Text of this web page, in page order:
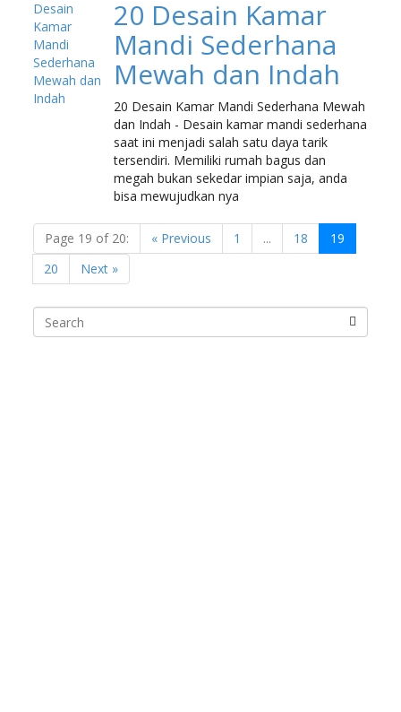
20 Desain Kamar
Mandi Sederhana
Mewah dan Indah
20 Desain Kamar Mandi Sederhana Mewah
dan Indah - Desain kamar mandi sederhana
saat ini menjadi salah satu daya tarik
tersendiri. Memiliki rumah bagus dan
megah bukan sekedar impian saja, anda
bisa mewujudkan nya
Page 19 of 20: « Previous 1 ... 18
19
20
Next »
Search